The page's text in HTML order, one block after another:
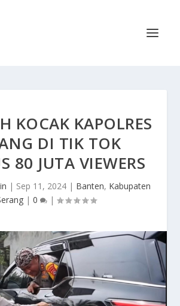
KOCAK KAPOLRES
DI TIK TOK
80 JUTA VIEWERS
| Sep 11, 2024 | Banten, Kabupaten
| 0 |